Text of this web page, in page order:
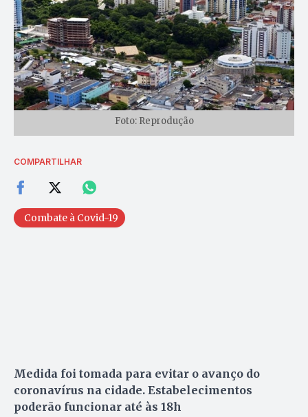
Foto: Reprodução
COMPARTILHAR
Combate à Covid-19
Medida foi tomada para evitar o avanço do
coronavírus na cidade. Estabelecimentos
poderão funcionar até às 18h